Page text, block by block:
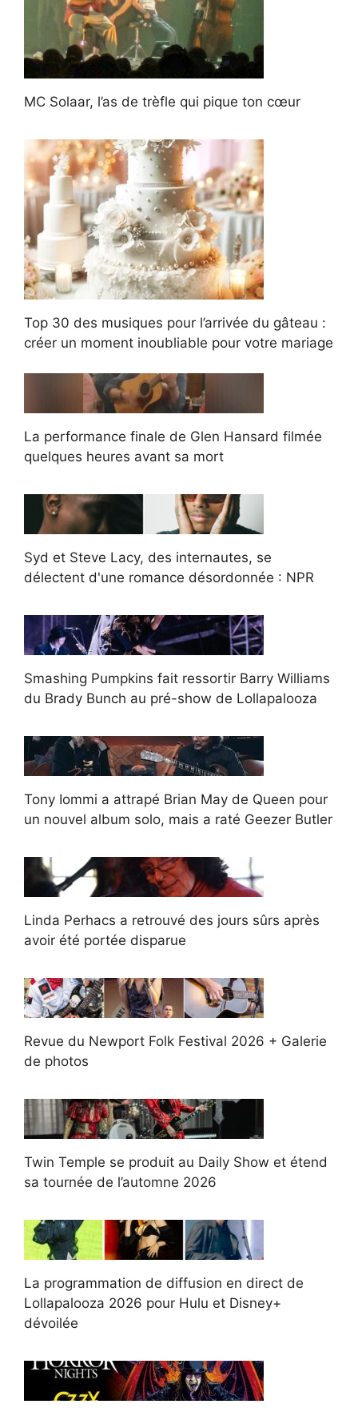
MC Solaar, l’as de trèfle qui pique ton cœur
Top 30 des musiques pour l’arrivée du gâteau :
créer un moment inoubliable pour votre mariage
La performance finale de Glen Hansard filmée
quelques heures avant sa mort
Syd et Steve Lacy, des internautes, se
délectent d'une romance désordonnée : NPR
Smashing Pumpkins fait ressortir Barry Williams
du Brady Bunch au pré-show de Lollapalooza
Tony Iommi a attrapé Brian May de Queen pour
un nouvel album solo, mais a raté Geezer Butler
Linda Perhacs a retrouvé des jours sûrs après
avoir été portée disparue
Revue du Newport Folk Festival 2026 + Galerie
de photos
Twin Temple se produit au Daily Show et étend
sa tournée de l’automne 2026
La programmation de diffusion en direct de
Lollapalooza 2026 pour Hulu et Disney+
dévoilée